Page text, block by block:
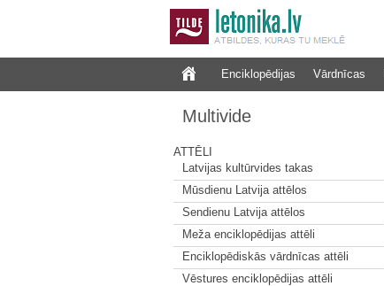
Enciklopēdijas Vārdnīcas
Multivide
ATTĒLI
Latvijas kultūrvides takas
Mūsdienu Latvija attēlos
Sendienu Latvija attēlos
Meža enciklopēdijas attēli
Enciklopēdiskās vārdnīcas attēli
Vēstures enciklopēdijas attēli